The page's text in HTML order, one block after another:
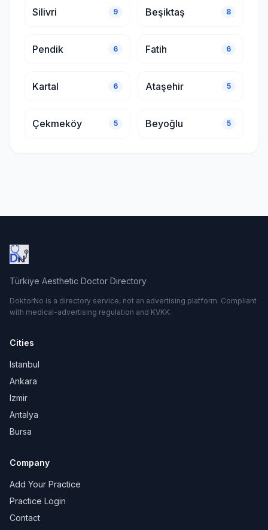
Silivri 9 Beşiktaş 8
Pendik 6 Fatih 6
Kartal 6 Ataşehir 5
Çekmeköy 5 Beyoğlu 5
Türkiye Aesthetic Doctor Directory
DoktorNo is a directory service, not an advertising platform. Compliant
with medical-advertising regulation and KVKK.
Cities
Istanbul
Ankara
Izmir
Antalya
Bursa
Company
Add Your Practice
Practice Login
Contact